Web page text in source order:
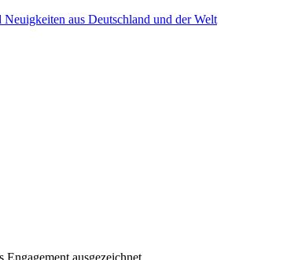
aus Deutschland und der Welt
ausgezeichnet